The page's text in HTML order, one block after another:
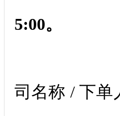
5:00。
3、我们
司名称 / 下单